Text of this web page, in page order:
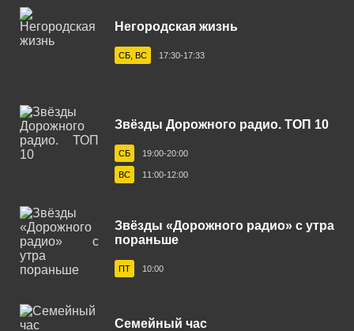
Ижевск 105.3 FM
Иркутск 91.1 FM
Казань 88.9 FM
Калининград 105.9 FM
Калуга 101.6 FM
Канск 103.7 FM
Кашира 89.3 FM
Кингисепп 104.2 FM
Негородская жизнь
СБ, ВС 17:30-17:33
Звёзды Дорожного радио. ТОП 10
СБ 19:00-20:00
ВС 11:00-12:00
Звёзды «Дорожного радио» с утра
пораньше
ПТ 10:00
Семейный час